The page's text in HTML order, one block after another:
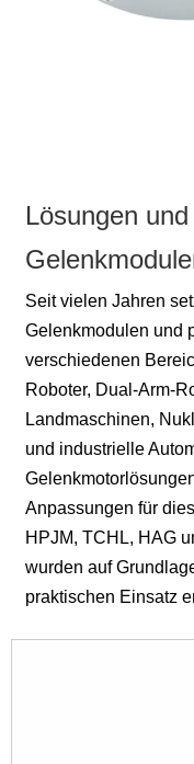
Lösungen
Seit vielen Jahren
Gelenkmodulen und
verschiedenen
Roboter, Dual-Arm-
Landmaschinen,
und industrielle
Anpassungen für
HPJM, TCHL, HAG
wurden auf
praktischen Einsatz